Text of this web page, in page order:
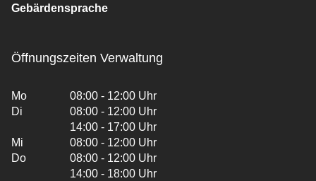
Gebärdensprache
Öffnungszeiten Verwaltung
Mo
08:00 - 12:00 Uhr
Di
08:00 - 12:00 Uhr
14:00 - 17:00 Uhr
Mi
08:00 - 12:00 Uhr
Do
08:00 - 12:00 Uhr
14:00 - 18:00 Uhr